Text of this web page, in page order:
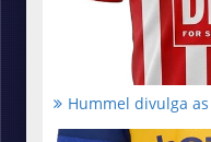
Hummel divulga